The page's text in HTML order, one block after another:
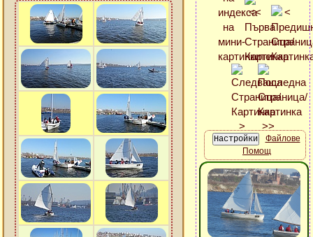
Файлове
Помощ